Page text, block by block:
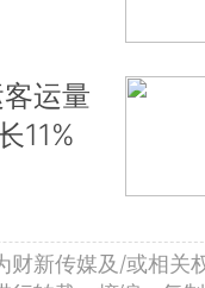
运量
11%
财新传媒及/或相关